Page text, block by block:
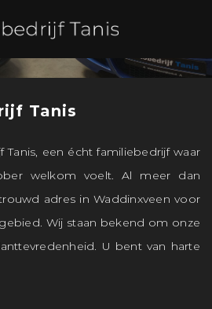
ons
Tanis
een écht familiebedrijf waar
welkom voelt. Al meer dan
adres in Waddinxveen voor
Wij staan bekend om onze
U bent van harte